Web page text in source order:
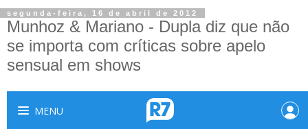
segunda-feira, 16 de abril de 2012
Munhoz & Mariano - Dupla diz que não
se importa com críticas sobre apelo
sensual em shows